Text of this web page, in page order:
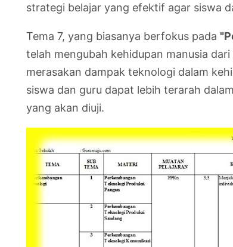
strategi belajar yang efektif agar siswa
Tema 7, yang biasanya berfokus pada
telah mengubah kehidupan manusia
merasakan dampak teknologi dalam
siswa dan guru dapat lebih terarah
yang akan diuji.